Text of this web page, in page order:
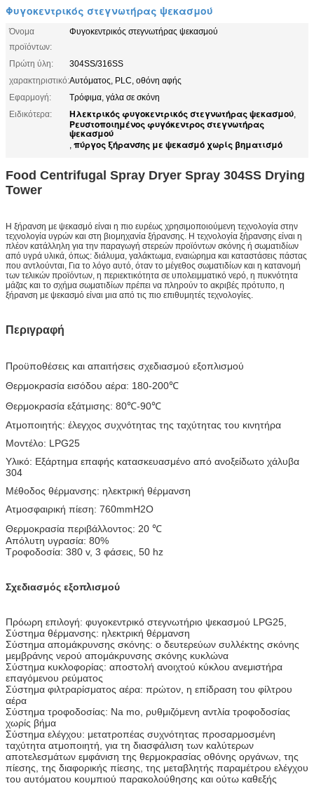
Φυγοκεντρικός στεγνωτήρας ψεκασμού
Όνομα
προϊόντων:
Φυγοκεντρικός στεγνωτήρας ψεκασμού
Πρώτη ύλη:
304SS/316SS
χαρακτηριστικό:Αυτόματος, PLC, οθόνη αφής
Εφαρμογή:
Τρόφιμα, γάλα σε σκόνη
Ειδικότερα:
Ηλεκτρικός φυγοκεντρικός στεγνωτήρας ψεκασμού,
Ρευστοποιημένος φυγόκεντρος στεγνωτήρας
ψεκασμού
, πύργος ξήρανσης με ψεκασμό χωρίς βηματισμό
Food Centrifugal Spray Dryer Spray 304SS Drying
Tower
Η ξήρανση με ψεκασμό είναι η πιο ευρέως χρησιμοποιούμενη τεχνολογία στην
τεχνολογία υγρών και στη βιομηχανία ξήρανσης. Η τεχνολογία ξήρανσης είναι η
πλέον κατάλληλη για την παραγωγή στερεών προϊόντων σκόνης ή σωματιδίων
από υγρά υλικά, όπως: διάλυμα, γαλάκτωμα, εναιώρημα και καταστάσεις πάστας
που αντλούνται, Για το λόγο αυτό, όταν το μέγεθος σωματιδίων και η κατανομή
των τελικών προϊόντων, η περιεκτικότητα σε υπολειμματικό νερό, η πυκνότητα
μάζας και το σχήμα σωματιδίων πρέπει να πληρούν το ακριβές πρότυπο, η
ξήρανση με ψεκασμό είναι μια από τις πιο επιθυμητές τεχνολογίες.
Περιγραφή
Προϋποθέσεις και απαιτήσεις σχεδιασμού εξοπλισμού
Θερμοκρασία εισόδου αέρα: 180-200℃
Θερμοκρασία εξάτμισης: 80℃-90℃
Ατμοποιητής: έλεγχος συχνότητας της ταχύτητας του κινητήρα
Μοντέλο: LPG25
Υλικό: Εξάρτημα επαφής κατασκευασμένο από ανοξείδωτο χάλυβα
304
Μέθοδος θέρμανσης: ηλεκτρική θέρμανση
Ατμοσφαιρική πίεση: 760mmH2O
Θερμοκρασία περιβάλλοντος: 20 ℃
Απόλυτη υγρασία: 80%
Τροφοδοσία: 380 v, 3 φάσεις, 50 hz
Σχεδιασμός εξοπλισμού
Πρόωρη επιλογή: φυγοκεντρικό στεγνωτήριο ψεκασμού LPG25,
Σύστημα θέρμανσης: ηλεκτρική θέρμανση
Σύστημα απομάκρυνσης σκόνης: ο δευτερεύων συλλέκτης σκόνης
μεμβράνης νερού απομάκρυνσης σκόνης κυκλώνα
Σύστημα κυκλοφορίας: αποστολή ανοιχτού κύκλου ανεμιστήρα
επαγόμενου ρεύματος
Σύστημα φιλτραρίσματος αέρα: πρώτον, η επίδραση του φίλτρου
αέρα
Σύστημα τροφοδοσίας: Na mo, ρυθμιζόμενη αντλία τροφοδοσίας
χωρίς βήμα
Σύστημα ελέγχου: μετατροπέας συχνότητας προσαρμοσμένη
ταχύτητα ατμοποιητή, για τη διασφάλιση των καλύτερων
αποτελεσμάτων εμφάνιση της θερμοκρασίας οθόνης οργάνων, της
πίεσης, της διαφορικής πίεσης, της μεταβλητής παραμέτρου ελέγχου
του αυτόματου κουμπιού παρακολούθησης και ούτω καθεξής